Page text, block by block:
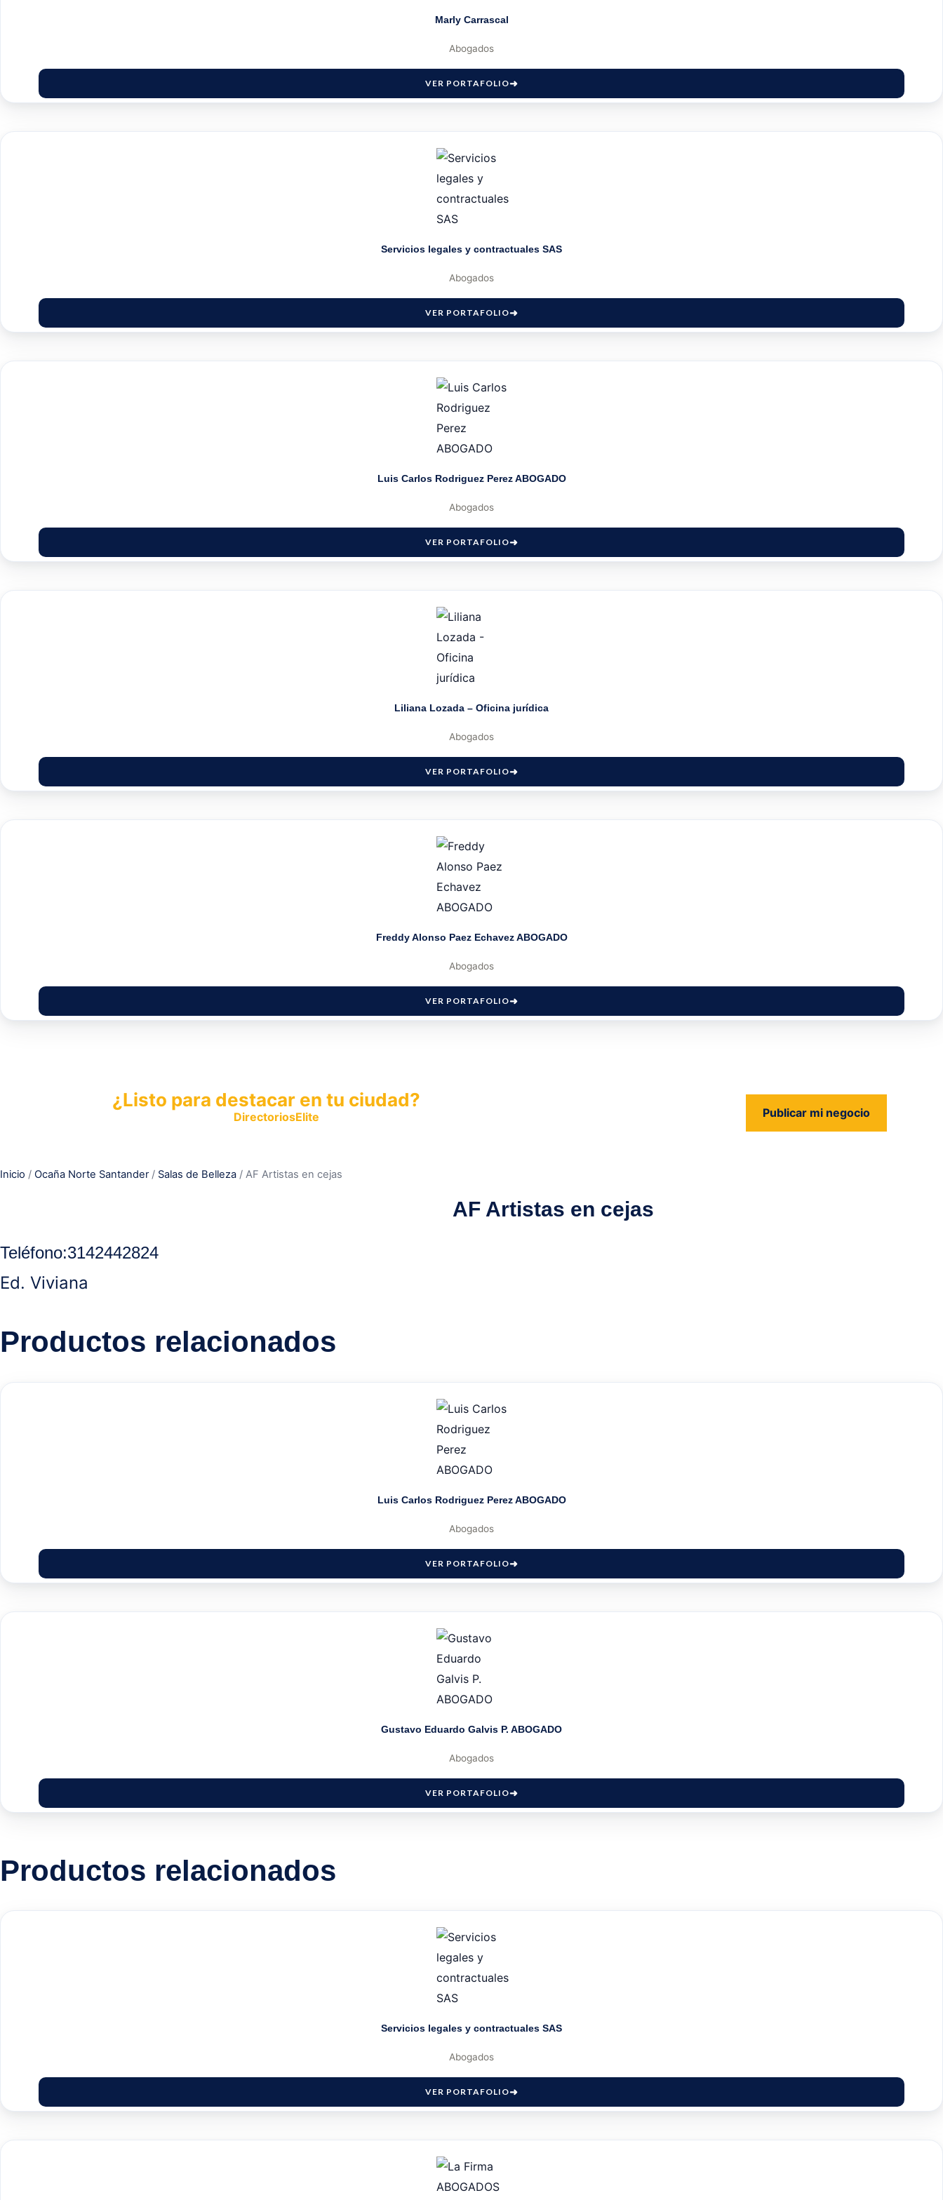
Marly Carrascal
Abogados
VER PORTAFOLIO
Servicios legales y contractuales SAS
Abogados
VER PORTAFOLIO
Luis Carlos Rodriguez Perez ABOGADO
Abogados
VER PORTAFOLIO
Liliana Lozada – Oficina jurídica
Abogados
VER PORTAFOLIO
Freddy Alonso Paez Echavez ABOGADO
Abogados
VER PORTAFOLIO
¿Listo para destacar en tu ciudad?
DirectoriosElite Publicar mi negocio
Inicio / Ocaña Norte Santander/ Salas de Belleza / AF Artistas en cejas
AF Artistas en cejas
Teléfono:3142442824
Ed. Viviana
Productos relacionados
Luis Carlos Rodriguez Perez ABOGADO
Abogados
VER PORTAFOLIO
Gustavo Eduardo Galvis P. ABOGADO
Abogados
VER PORTAFOLIO
Productos relacionados
Servicios legales y contractuales SAS
Abogados
VER PORTAFOLIO